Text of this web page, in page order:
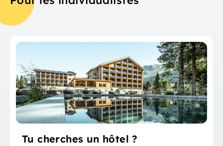
Tu cherches un hôtel ?